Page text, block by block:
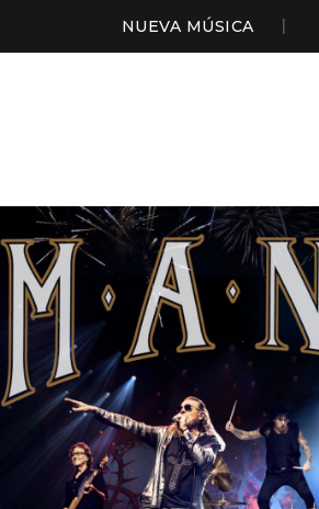
NUEVA MÚSICA